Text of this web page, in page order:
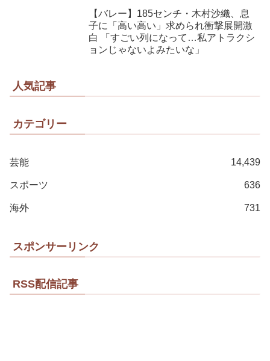
【バレー】185センチ・木村沙織、息
子に「高い高い」求められ衝撃展開激
白 「すごい列になって…私アトラクシ
ョンじゃないよみたいな」
人気記事
カテゴリー
芸能 14,439
スポーツ 636
海外 731
スポンサーリンク
RSS配信記事